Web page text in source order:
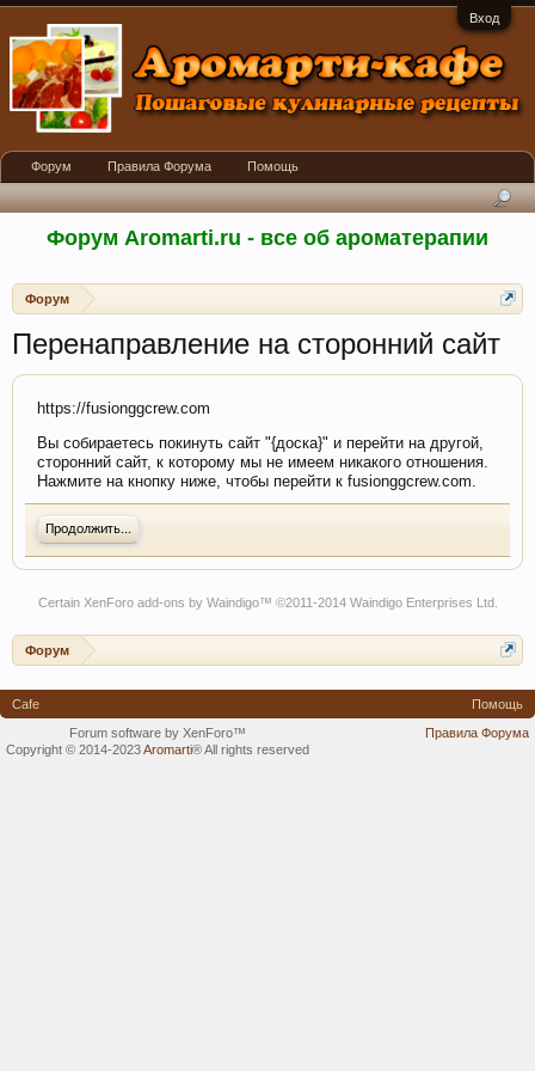
Вход
Форум Aromarti.ru - все об ароматерапии
Форум
Перенаправление на сторонний сайт
https://fusionggcrew.com
Вы собираетесь покинуть сайт "{доска}" и перейти на другой,
сторонний сайт, к которому мы не имеем никакого отношения.
Нажмите на кнопку ниже, чтобы перейти к fusionggcrew.com.
Продолжить...
Certain XenForo add-ons by Waindigo™ ©2011-2014 Waindigo Enterprises Ltd.
Форум
Форум Правила Форума Помощь
Cafe
Помощь
Правила Форума
Forum software by XenForo™
Copyright © 2014-2023Aromarti®All rights reserved